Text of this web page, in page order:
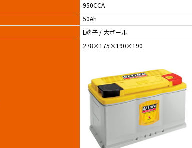
950CCA
50Ah
L端子 / 大ポール
278×175×190×190